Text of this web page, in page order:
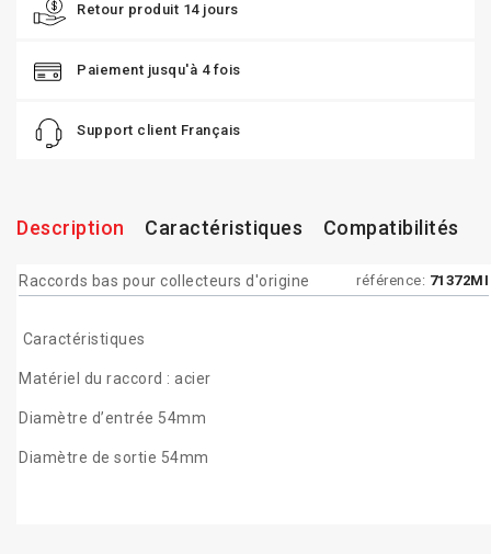
Retour produit 14 jours
Paiement jusqu'à 4 fois
Support client Français
Description Caractéristiques Compatibilités
référence: 71372MI
Raccords bas pour collecteurs d'origine
Caractéristiques
Matériel du raccord : acier
Diamètre d’entrée 54mm
Diamètre de sortie 54mm